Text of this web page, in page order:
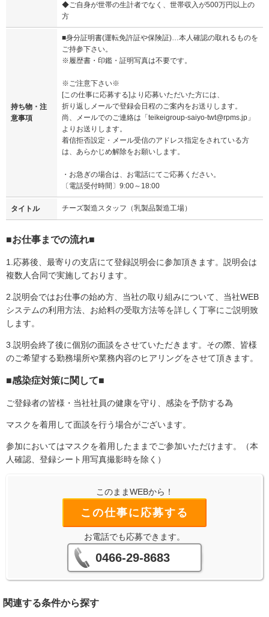
◆ご自身が世帯の生計者でなく、世帯収入が500万円以上の
方
持ち物・注
意事項
■身分証明書(運転免許証や保険証)…本人確認の取れるものを
ご持参下さい。
※履歴書・印鑑・証明写真は不要です。
※ご注意下さい※
[この仕事に応募する]より応募いただいた方には、
折り返しメールで登録会日程のご案内をお送りします。
尚、メールでのご連絡は「teikeigroup-saiyo-twt@rpms.jp」
よりお送りします。
着信拒否設定・メール受信のアドレス指定をされている方
は、あらかじめ解除をお願いします。
・お急ぎの場合は、お電話にてご応募ください。
〔電話受付時間〕9:00～18:00
タイトル チーズ製造スタッフ（乳製品製造工場）
■お仕事までの流れ■
1.応募後、最寄りの支店にて登録説明会に参加頂きます。説明会は
複数人合同で実施しております。
2.説明会ではお仕事の始め方、当社の取り組みについて、当社WEB
システムの利用方法、お給料の受取方法等を詳しく丁寧にご説明致
します。
3.説明会終了後に個別の面談をさせていただきます。その際、皆様
のご希望する勤務場所や業務内容のヒアリングをさせて頂きます。
■感染症対策に関して■
ご登録者の皆様・当社社員の健康を守り、感染を予防する為
マスクを着用して面談を行う場合がございます。
参加においてはマスクを着用したままでご参加いただけます。（本
人確認、登録シート用写真撮影時を除く）
このままWEBから！
この仕事に応募する
お電話でも応募できます。
0466-29-8683
関連する条件から探す